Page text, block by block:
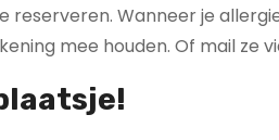
Wanneer je
mee houden. Of mail ze